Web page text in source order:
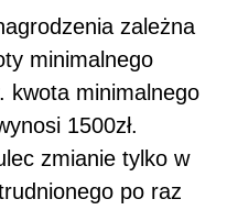
zależna
minimalnego
kwota minimalnego
1500zł.
zmianie tylko w
po raz